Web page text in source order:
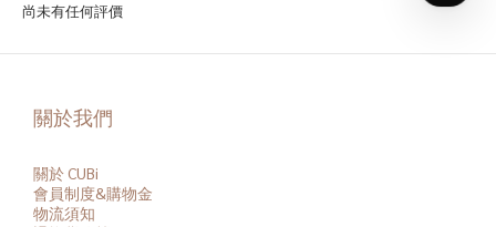
尚未有任何評價
關於我們
關於 CUBi
會員制度&購物金
物流須知